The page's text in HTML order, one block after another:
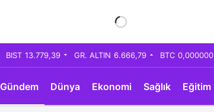
BIST 13.779,39 GR. ALTIN 6.666,79 BTC 0,000000
Gündem Dünya Ekonomi Sağlık Eğitim